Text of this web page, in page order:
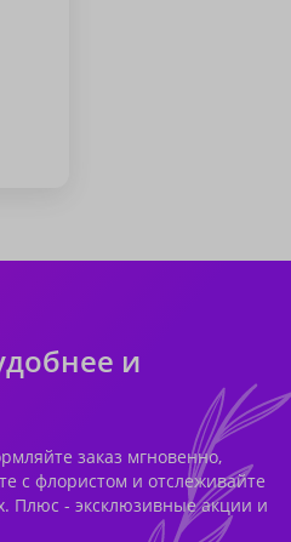
и
заказ мгновенно,
с флористом и отслеживайте
Плюс - эксклюзивные акции и